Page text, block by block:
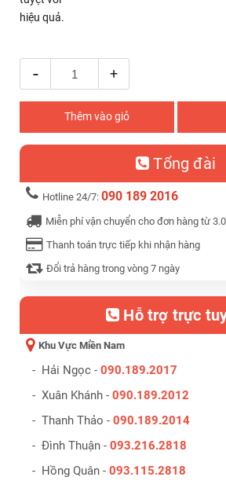
hiệu quả.
- +
Thêm vào giỏ
Tổng đài
Hotline 24/7: 090 189 2016
Miễn phí vận chuyển cho đơn hàng từ
Thanh toán trực tiếp khi nhận hàng
Đổi trả hàng trong vòng 7 ngày
Hỗ trợ trực
Khu Vực Miền Nam
- Hải Ngọc - 090.189.2017
- Xuân Khánh - 090.189.2012
- Thanh Thảo - 090.189.2014
- Đình Thuận - 093.216.2818
- Hồng Quân - 093.115.2818